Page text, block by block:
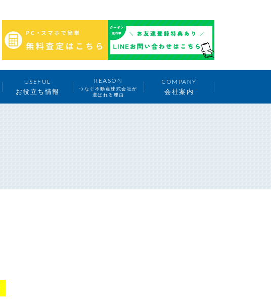
USEFUL
お役立ち情報
REASON
つなぐ不動産株式会社が
選ばれる理由
COMPANY
会社案内